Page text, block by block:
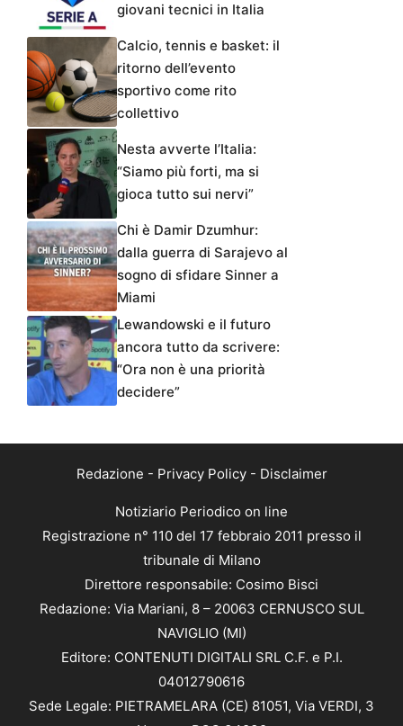
giovani tecnici in Italia
Calcio, tennis e basket: il
ritorno dell’evento
sportivo come rito
collettivo
Nesta avverte l’Italia:
“Siamo più forti, ma si
gioca tutto sui nervi”
Chi è Damir Dzumhur:
dalla guerra di Sarajevo al
sogno di sfidare Sinner a
Miami
Lewandowski e il futuro
ancora tutto da scrivere:
“Ora non è una priorità
decidere”
Redazione - Privacy Policy- Disclaimer
Notiziario Periodico on line
Registrazione n° 110 del 17 febbraio 2011 presso il
tribunale di Milano
Direttore responsabile: Cosimo Bisci
Redazione: Via Mariani, 8 – 20063 CERNUSCO SUL
NAVIGLIO (MI)
Editore: CONTENUTI DIGITALI SRL C.F. e P.I.
04012790616
Sede Legale: PIETRAMELARA (CE) 81051, Via VERDI, 3